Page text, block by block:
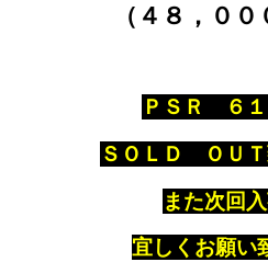
（４８，００
ＰＳＲ ６
ＳＯＬＤ ＯＵＴ
また次回
宜しくお願い